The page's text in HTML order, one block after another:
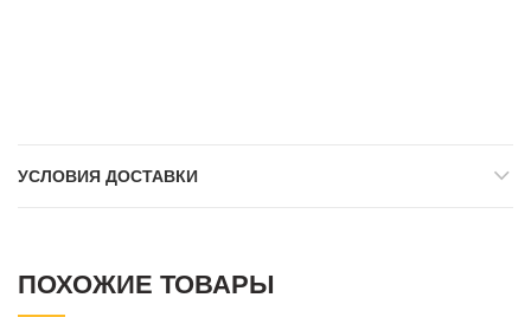
УСЛОВИЯ ДОСТАВКИ
ПОХОЖИЕ ТОВАРЫ